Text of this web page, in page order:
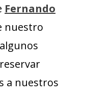
Fernando
nuestro
a nuestros